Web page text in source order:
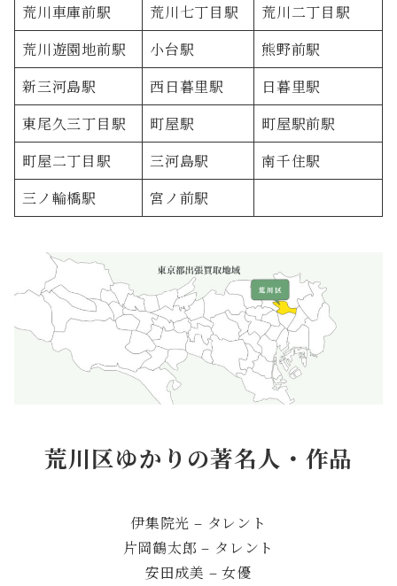
荒川車庫前駅
荒川七丁目駅
荒川二丁目駅
荒川遊園地前駅
小台駅
熊野前駅
新三河島駅
西日暮里駅
日暮里駅
東尾久三丁目駅
町屋駅
町屋駅前駅
町屋二丁目駅
三河島駅
南千住駅
三ノ輪橋駅
宮ノ前駅
荒川区ゆかりの著名人・作品
伊集院光 – タレント
片岡鶴太郎 – タレント
安田成美 – 女優